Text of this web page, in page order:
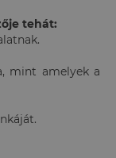
tehát:
mint amelyek a